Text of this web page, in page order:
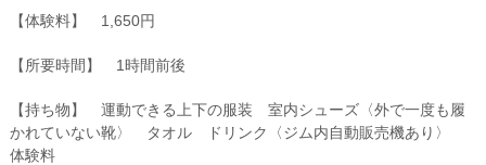
【体験料】 1,650円
【所要時間】 1時間前後
【持ち物】 運動できる上下の服装 室内シューズ〈外で一度も履
かれていない靴〉 タオル ドリンク〈ジム内自動販売機あり〉
体験料